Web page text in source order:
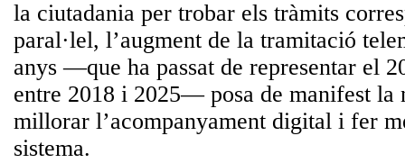
la ciutadania per trobar els tràmits
paral·lel, l’augment de la tramitació
anys —que ha passat de representar el
entre 2018 i 2025— posa de manifest la
millorar l’acompanyament digital i fer
sistema.